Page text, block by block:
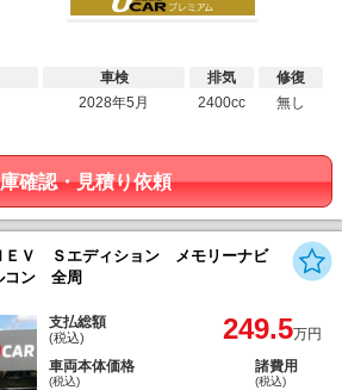
車検
2028年5月
排気
2400cc
修復
無し
確認・見積り依頼
ＥＶ Ｓエディション メモリーナビ
コン 全周
支払総額
(税込) 249.5万円
車両本体価格
(税込)
諸費用
(税込)